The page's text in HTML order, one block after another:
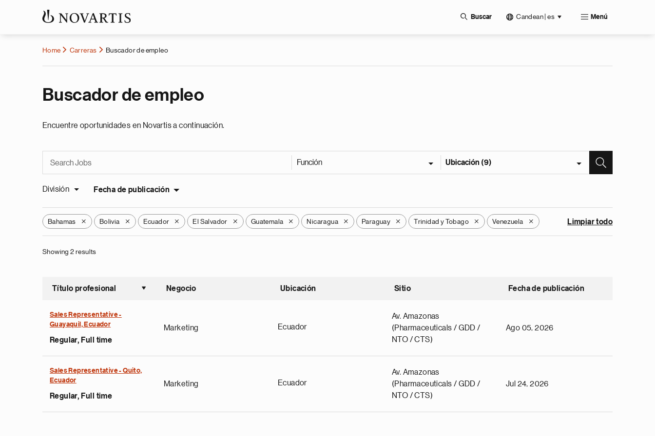
Buscar Candean | es Menú
Home Carreras Buscador de empleo
Buscador de empleo
Encuentre oportunidades en Novartis a continuación.
Función Ubicación (9)
División Fecha de publicación
Bahamas X Bolivia X Ecuador X El Salvador X Guatemala X Nicaragua X Paraguay X Trinidad y Tobago X Venezuela X Limpiar todo
Showing 2 results
Título profesional
Ordenar ascendente
Negocio Ubicación Sitio Fecha de publicación
Sales Representative -
Guayaquil, Ecuador
Regular, Full time
Marketing Ecuador
Av. Amazonas
(Pharmaceuticals / GDD /
NTO / CTS)
Ago 05, 2026
Sales Representative - Quito,
Ecuador
Regular, Full time
Marketing Ecuador
Av. Amazonas
(Pharmaceuticals / GDD /
NTO / CTS)
Jul 24, 2026